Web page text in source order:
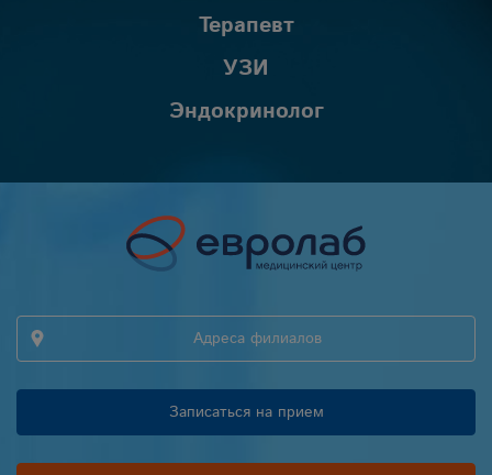
Терапевт
УЗИ
Эндокринолог
Адреса филиалов
Записаться на прием